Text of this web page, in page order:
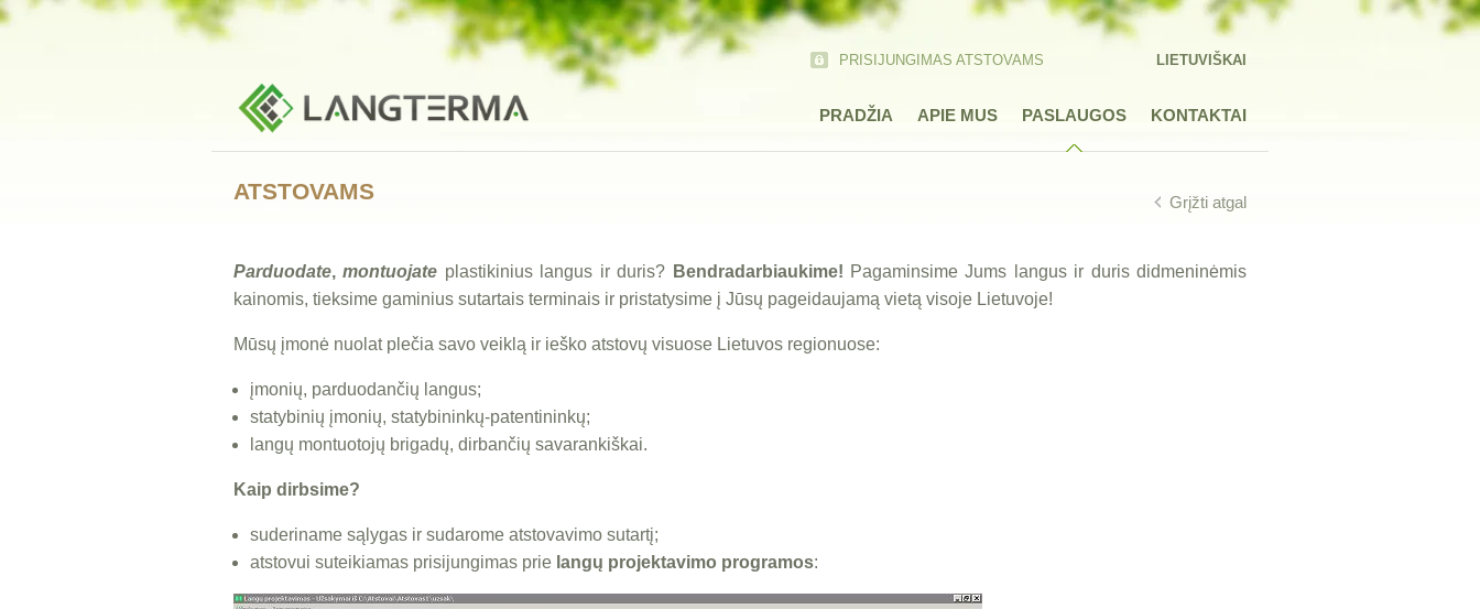
PRISIJUNGIMAS ATSTOVAMS LIETUVIŠKAI
PRADŽIA APIE MUS PASLAUGOS KONTAKTAI
ATSTOVAMS Grįžti atgal
Parduodate,montuojate plastikinius langus ir duris? Bendradarbiaukime! Pagaminsime Jums langus ir duris didmeninėmis
kainomis, tieksime gaminius sutartais terminais ir pristatysime į Jūsų pageidaujamą vietą visoje Lietuvoje!
Мūsų įmonė nuolat plečia savo veiklą ir ieško atstovų visuose Lietuvos regionuose:
įmonių, parduodančių langus;
statybinių įmonių, statybininkų-patentininkų;
langų montuotojų brigadų, dirbančių savarankiškai.
Kaip dirbsime?
suderiname sąlygas ir sudarome atstovavimo sutartį;
atstovui suteikiamas prisijungimas prie langų projektavimo programos: